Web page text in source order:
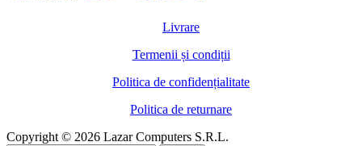
Livrare
Termenii și condiții
Politica de confidențialitate
Politica de returnare
Copyright © 2026 Lazar Computers S.R.L.